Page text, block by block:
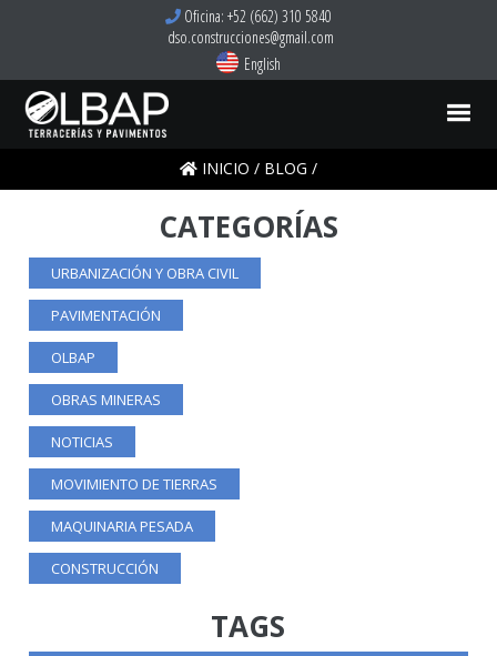
Oficina: +52 (662) 310 5840
dso.construcciones@gmail.com
English
INICIO / BLOG /
CATEGORÍAS
URBANIZACIÓN Y OBRA CIVIL
PAVIMENTACIÓN
OLBAP
OBRAS MINERAS
NOTICIAS
MOVIMIENTO DE TIERRAS
MAQUINARIA PESADA
CONSTRUCCIÓN
TAGS